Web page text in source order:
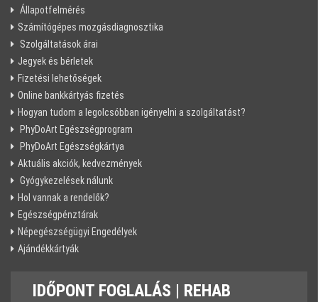
Állapotfelmérés
Számítógépes mozgásdiagnosztika
Szolgáltatások árai
Jegyek és bérletek
Fizetési lehetőségek
Online bankkártyás fizetés
Hogyan tudom a legolcsóbban igényelni a szolgáltatást?
PhyDoArt Egészségprogram
PhyDoArt Egészségkártya
Aktuális akciók, kedvezmények
Gyógykezelések nálunk
Hol vannak a rendelők?
Egészségpénztárak
Népegészségügyi Engedélyek
Ajándékkártyák
IDŐPONT FOGLALÁS | REHAB